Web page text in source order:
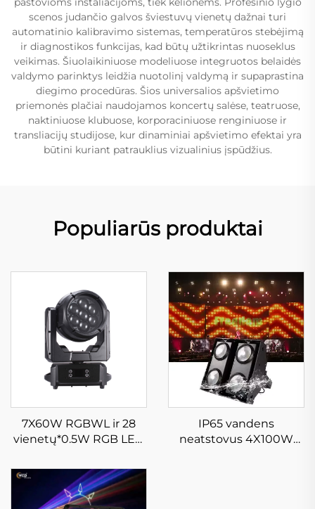
scenos judančio galvos šviestuvų vienetų dažnai turi
automatinio kalibravimo sistemas, temperatūros stebėjimą
ir diagnostikos funkcijas, kad būtų užtikrintas nuoseklus
veikimas. Šiuolaikiniuose modeliuose integruotos belaidės
valdymo parinktys leidžia nuotolinį valdymą ir supaprastina
diegimo procedūras. Šios universalios apšvietimo
priemonės plačiai naudojamos koncertų salėse, teatruose,
naktiniuose klubuose, korporaciniuose renginiuose ir
transliacijų studijose, kur dinaminiai apšvietimo efektai yra
būtini kuriant patrauklius vizualinius įspūdžius.
Populiarūs produktai
7X60W RGBWL ir 28
vienetų*0.5W RGB LED
galvos šviesa, vandens
atspari LED ploninanti
zoom šviesa skyniui,
IP65 vandens
neatstovus 4X100W